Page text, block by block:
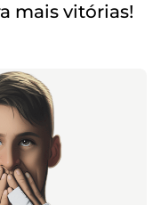
mais vitórias!